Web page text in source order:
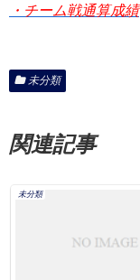
・チーム戦通算成績
未分類
関連記事
未分類